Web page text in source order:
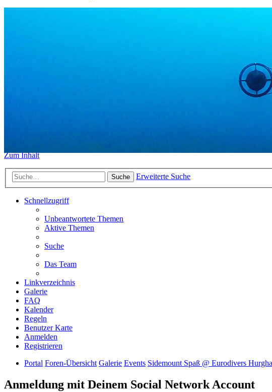
Das Sidemount-Forum ist auf ein
Das alte Forum hier existiert nur
Erlebe den Unterschied
Zum Inhalt
Suche Erweiterte Suche
Schnellzugriff
Unbeantwortete Themen
Aktive Themen
Suche
Das Team
Linkverzeichnis
Galerie
FAQ
Kalender
Regeln
Benutzer Karte
Anmelden
Registrieren
Portal Foren-Übersicht Galerie Events Sidemount Spaß @ Eurodivers
Anmeldung mit Deinem Social Network Account